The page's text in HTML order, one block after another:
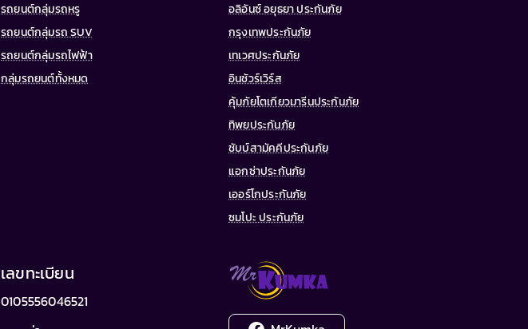
รถยนต์กลุ่มรถหรู
รถยนต์กลุ่มรถ SUV
รถยนต์กลุ่มรถไฟฟ้า
กลุ่มรถยนต์ทั้งหมด
อลิอันซ์ อยุธยา ประกันภัย
กรุงเทพประกันภัย
เทเวศประกันภัย
อินชัวร์เวิร์ส
คุ้มภัยโตเกียวมารีนประกันภัย
ทิพยประกันภัย
ชับบ์สามัคคีประกันภัย
แอกซ่าประกันภัย
เออร์โกประกันภัย
ซมโปะ ประกันภัย
เลขทะเบียน
0105556046521